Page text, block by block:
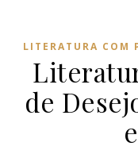
LITERATURA COM
de